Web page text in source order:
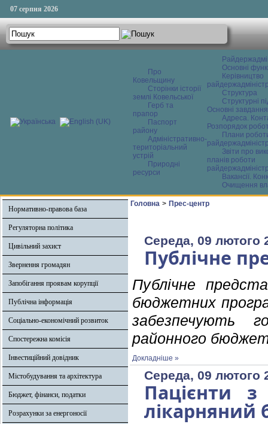
07 серпня 2026
Про
Ковельщину
Сторінки історії
землі Ковельської
Герб та
прапор
Паспорт
району
Адміністративно-
територіальний
устрій
Природні
ресурси
Основні
Керівництво
Структура
Структурні
Основні завдання
Адреса.
Розпорядок
Плани
Звіти про
планів роботи
Вакансії.
Очищення
Нормативно-правова база
Регуляторна політика
Цивільний захист
Звернення громадян
Запобігання проявам корупції
Публічна інформація
Соціально-економічний розвиток
Спостережна комісія
Інвестиційний довідник
Містобудування та архітектура
Бюджет, фінанси, податки
Розрахунки за енергоносії
Головна > Прес-центр
Середа, 09 лютого
Публічне
Публічне
бюджетних
забезпечують
районного
Докладніше »
Середа, 09 лютого
Пацієнти
лікарняний